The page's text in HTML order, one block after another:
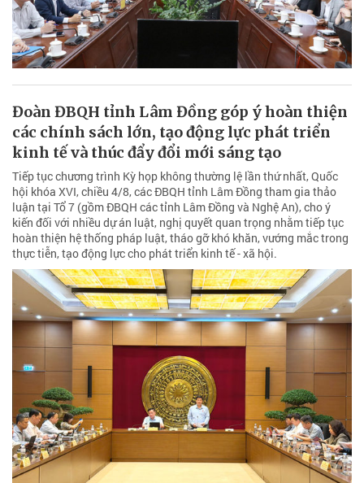
Đoàn ĐBQH tỉnh Lâm Đồng góp ý hoàn thiện
các chính sách lớn, tạo động lực phát triển
kinh tế và thúc đẩy đổi mới sáng tạo
Tiếp tục chương trình Kỳ họp không thường lệ lần thứ nhất, Quốc
hội khóa XVI, chiều 4/8, các ĐBQH tỉnh Lâm Đồng tham gia thảo
luận tại Tổ 7 (gồm ĐBQH các tỉnh Lâm Đồng và Nghệ An), cho ý
kiến đối với nhiều dự án luật, nghị quyết quan trọng nhằm tiếp tục
hoàn thiện hệ thống pháp luật, tháo gỡ khó khăn, vướng mắc trong
thực tiễn, tạo động lực cho phát triển kinh tế - xã hội.